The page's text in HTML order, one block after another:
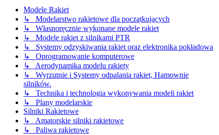
Modele Rakiet
↳ Modelarstwo rakietowe dla początkujących
↳ Własnoręcznie wykonane modele rakiet
↳ Modele rakiet z silnikami PTR
↳ Systemy odzyskiwania rakiet oraz elektronika pokładowa
↳ Oprogramowanie komputerowe
↳ Aerodynamika modelu rakiety
↳ Wyrzutnie i Systemy odpalania rakiet, Hamownie
silników.
↳ Technika i technologia wykonywania modeli rakiet
↳ Plany modelarskie
Silniki Rakietowe
↳ Amatorskie silniki rakietowe
↳ Paliwa rakietowe